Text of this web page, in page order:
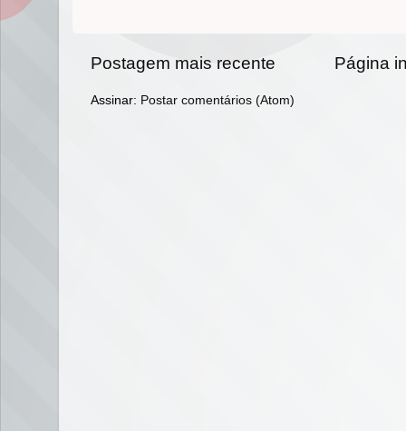
Postagem mais recente Página
Assinar: Postar comentários (Atom)